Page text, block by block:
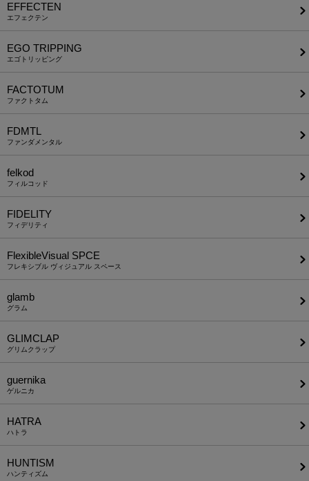
EFFECTEN
エフェクテン
EGO TRIPPING
エゴトリッピング
FACTOTUM
ファクトタム
FDMTL
ファンダメンタル
felkod
フィルコッド
FIDELITY
フィデリティ
FlexibleVisual SPCE
フレキシブル ヴィジュアル スペース
glamb
グラム
GLIMCLAP
グリムクラップ
guernika
ゲルニカ
HATRA
ハトラ
HUNTISM
ハンティズム